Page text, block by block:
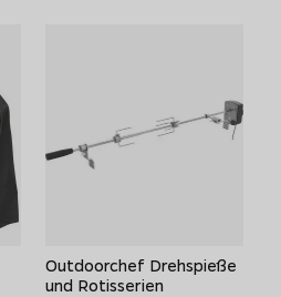
Outdoorchef Drehspieße
und Rotisserien